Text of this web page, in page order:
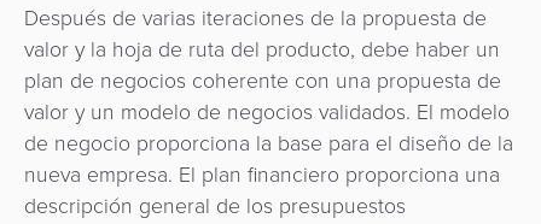
Después de varias iteraciones de la propuesta de
valor y la hoja de ruta del producto, debe haber un
plan de negocios coherente con una propuesta de
valor y un modelo de negocios validados. El modelo
de negocio proporciona la base para el diseño de la
nueva empresa. El plan financiero proporciona una
descripción general de los presupuestos